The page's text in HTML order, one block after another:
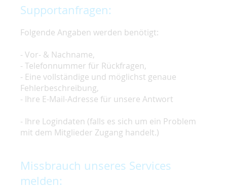
Supportanfragen:
Folgende Angaben werden benötigt:
- Vor- & Nachname,
- Telefonnummer für Rückfragen,
- Eine vollständige und möglichst genaue
Fehlerbeschreibung,
- Ihre E-Mail-Adresse für unsere Antwort
- Ihre Logindaten (falls es sich um ein Problem
mit dem Mitglieder Zugang handelt.)
Missbrauch unseres Services
melden: